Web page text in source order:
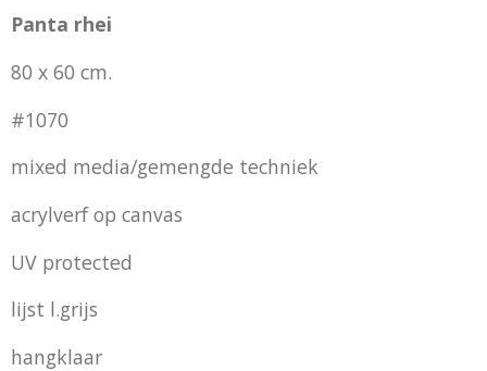
Panta rhei
80 x 60 cm.
#1070
mixed media/gemengde techniek
acrylverf op canvas
UV protected
lijst l.grijs
hangklaar